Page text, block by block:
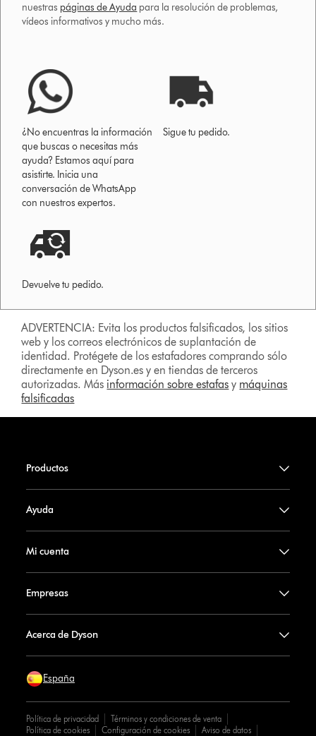
nuestras páginas de Ayuda para la resolución de problemas,
vídeos informativos y mucho más.
¿No encuentras la información
que buscas o necesitas más
ayuda? Estamos aquí para
asistirte. Inicia una
conversación de WhatsApp
con nuestros expertos.
Sigue tu pedido.
Devuelve tu pedido.
ADVERTENCIA: Evita los productos falsificados, los sitios
web y los correos electrónicos de suplantación de
identidad. Protégete de los estafadores comprando sólo
directamente en Dyson.es y en tiendas de terceros
autorizadas. Más información sobre estafas y máquinas
falsificadas
Productos
Ayuda
Mi cuenta
Empresas
Acerca de Dyson
España
Política de privacidad
Términos y condiciones de venta
Política de cookies
Configuración de cookies
Aviso de datos